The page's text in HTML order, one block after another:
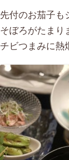
先付のお茄子も
そぼろがたまり
チビつまみに熱